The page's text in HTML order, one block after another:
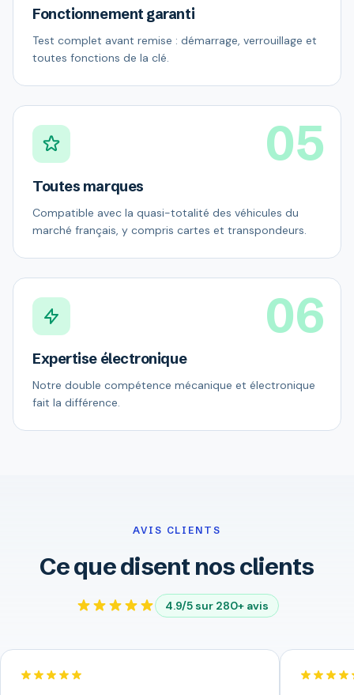
Fonctionnement garanti
Test complet avant remise : démarrage, verrouillage et
toutes fonctions de la clé.
05
Toutes marques
Compatible avec la quasi-totalité des véhicules du
marché français, y compris cartes et transpondeurs.
06
Expertise électronique
Notre double compétence mécanique et électronique
fait la différence.
AVIS CLIENTS
Ce que disent nos clients
4.9/5 sur 280+ avis